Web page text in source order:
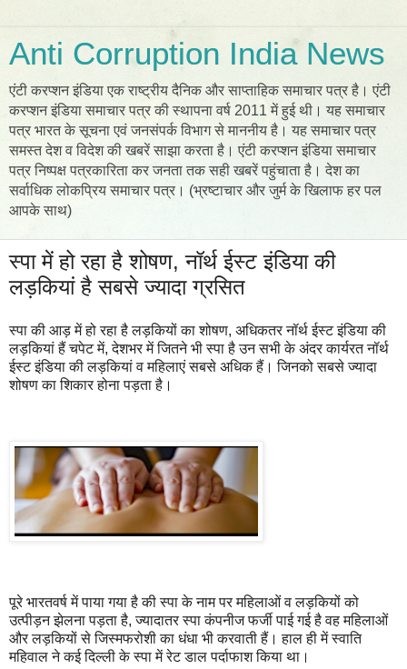
Anti Corruption India News
एंटी करप्शन इंडिया एक राष्ट्रीय दैनिक और साप्ताहिक समाचार पत्र है। एंटी
करप्शन इंडिया समाचार पत्र की स्थापना वर्ष 2011 में हुई थी। यह समाचार
पत्र भारत के सूचना एवं जनसंपर्क विभाग से माननीय है। यह समाचार पत्र
समस्त देश व विदेश की खबरें साझा करता है। एंटी करप्शन इंडिया समाचार
पत्र निष्पक्ष पत्रकारिता कर जनता तक सही खबरें पहुंचाता है। देश का
सर्वाधिक लोकप्रिय समाचार पत्र। (भ्रष्टाचार और जुर्म के खिलाफ हर पल
आपके साथ)
स्पा में हो रहा है शोषण, नॉर्थ ईस्ट इंडिया की
लड़कियां है सबसे ज्यादा ग्रसित
स्पा की आड़ में हो रहा है लड़कियों का शोषण, अधिकतर नॉर्थ ईस्ट इंडिया की
लड़कियां हैं चपेट में, देशभर में जितने भी स्पा है उन सभी के अंदर कार्यरत नॉर्थ
ईस्ट इंडिया की लड़कियां व महिलाएं सबसे अधिक हैं। जिनको सबसे ज्यादा
शोषण का शिकार होना पड़ता है।
पूरे भारतवर्ष में पाया गया है की स्पा के नाम पर महिलाओं व लड़कियों को
उत्पीड़न झेलना पड़ता है, ज्यादातर स्पा कंपनीज फर्जी पाई गई है वह महिलाओं
और लड़कियों से जिस्मफरोशी का धंधा भी करवाती हैं। हाल ही में स्वाति
महिवाल ने कई दिल्ली के स्पा में रेट डाल पर्दाफाश किया था।